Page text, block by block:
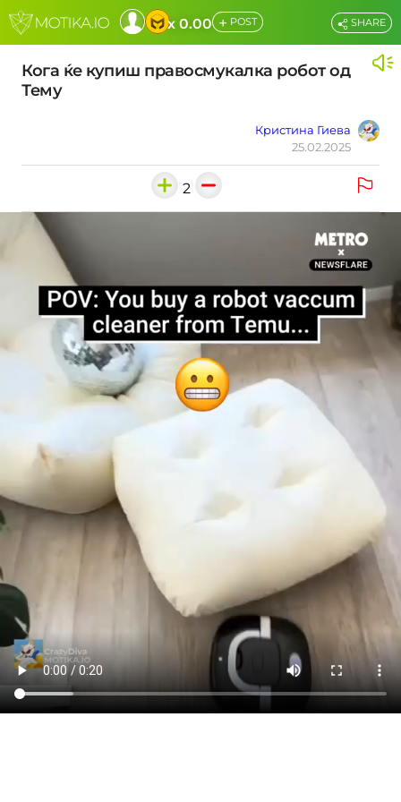
x 0.00 + POST
Кога ќе купиш правосмукалка робот од
Тему
Кристина Гиева
25.02.2025
SHARE
2